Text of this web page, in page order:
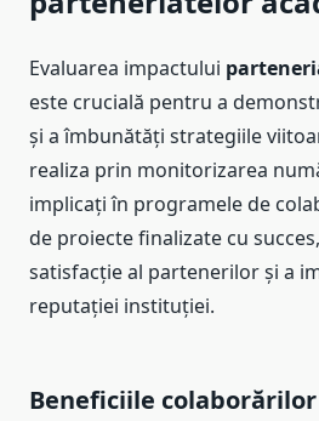
Evaluarea impactului
este crucială pentru a
și a îmbunătăți strategiile
realiza prin monitorizarea
implicați în programele de
de proiecte finalizate cu
satisfacție al partenerilor și a
reputației instituției.
Beneficiile